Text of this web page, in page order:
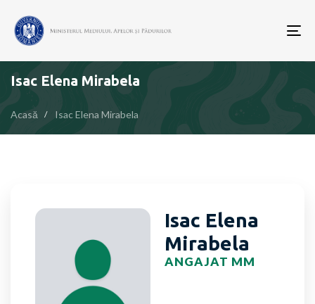
Isac Elena Mirabela
Acasă Isac Elena Mirabela
Isac Elena
Mirabela
ANGAJAT MM